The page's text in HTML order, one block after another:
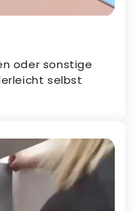
oder sonstige
selbst